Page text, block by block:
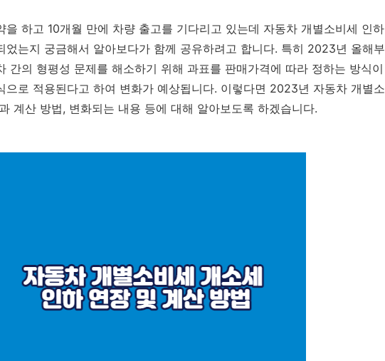
을 하고 10개월 만에 차량 출고를 기다리고 있는데 자동차 개별소비세 인하
었는지 궁금해서 알아보다가 함께 공유하려고 합니다. 특히 2023년 올해부
간의 형평성 문제를 해소하기 위해 과표를 판매가격에 따라 정하는 방식이
으로 적용된다고 하여 변화가 예상됩니다. 이렇다면 2023년 자동차 개별소
계산 방법, 변화되는 내용 등에 대해 알아보도록 하겠습니다.